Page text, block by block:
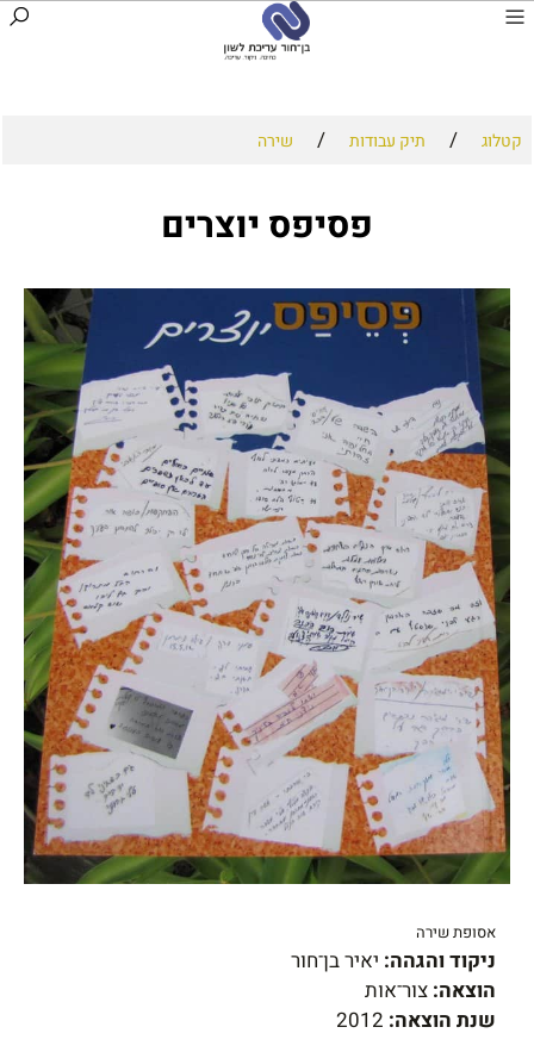
קטלוג / תיק עבודות / שירה
פסיפס יוצרים
אסופת שירה
ניקוד והגהה: יאיר בן־חור
הוצאה: צור־אות
שנת הוצאה: